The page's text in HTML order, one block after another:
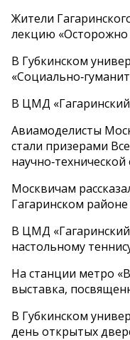
Жители
лекцию
В Губкинском
В ЦМД
Авиамоделисты
стали призерами
Москвичам
Гагаринском районе
В ЦМД
настольному
На станции метро
выставка,
В Губкинском
день открытых